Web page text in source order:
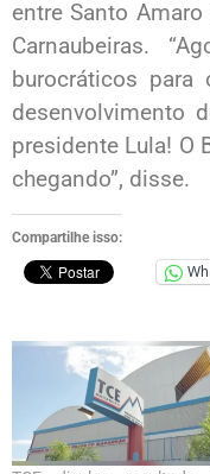
entre Santo
Carnaubeiras.
burocráticos para
desenvolvimento
presidente Lula! O
chegando”, disse.
Compartilhe isso: